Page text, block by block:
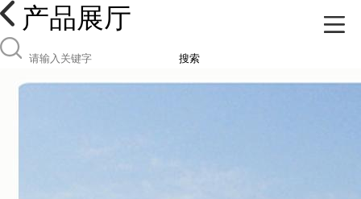
产品展厅
搜索